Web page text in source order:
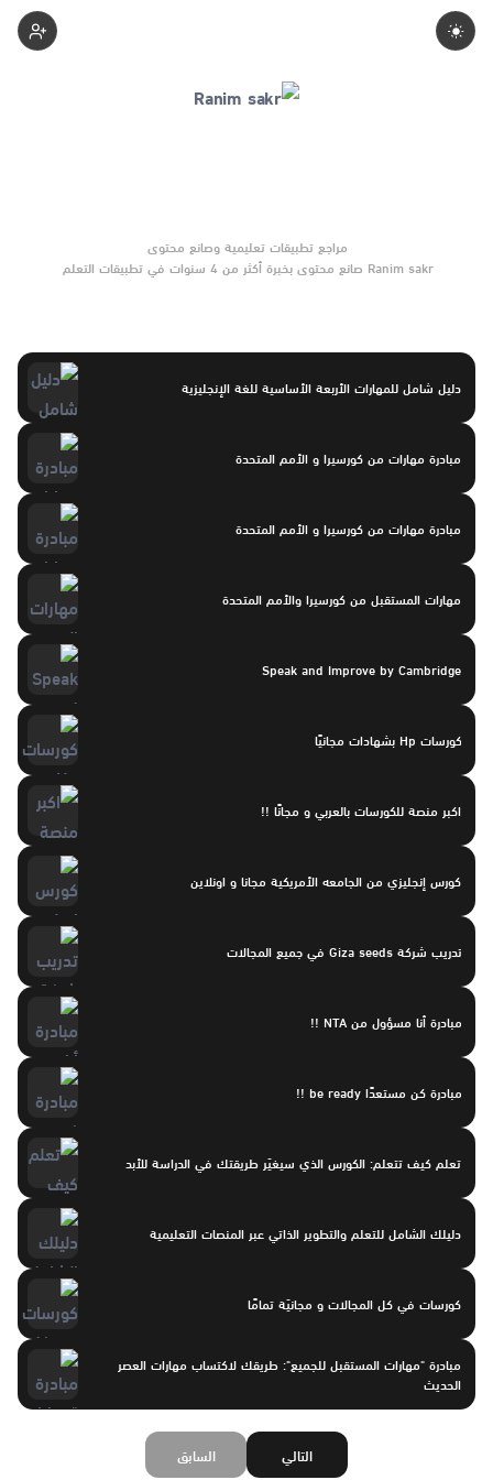
Ranim sakr صانع محتوى بخبرة أكثر من 4 سنوات في تطبيقات التعلم
دليل شامل للمهارات الأربعة الأساسية للغة الإنجليزية
مبادرة مهارات من كورسيرا و الأمم المتحدة
مبادرة مهارات من كورسيرا و الأمم المتحدة
مهارات المستقبل من كورسيرا والأمم المتحدة
Speak and Improve by Cambridge
كورسات Hp بشهادات مجانيًا
اكبر منصة للكورسات بالعربي و مجانًا !!
كورس إنجليزي من الجامعه الأمريكية مجانا و اونلاين
تدريب شركة Giza seeds في جميع المجالات
مبادرة أنا مسؤول من NTA !!
مبادرة كن مستعدًا be ready !!
تعلم كيف تتعلم: الكورس الذي سيغيّر طريقتك في الدراسة للأبد
دليلك الشامل للتعلم والتطوير الذاتي عبر المنصات التعليمية
كورسات في كل المجالات و مجانيّة تمامًا
مبادرة "مهارات المستقبل للجميع": طريقك لاكتساب مهارات العصر
الحديث
السابق التالي